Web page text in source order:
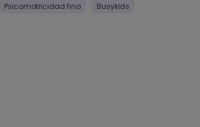
Psicomotricidad fina Busykids